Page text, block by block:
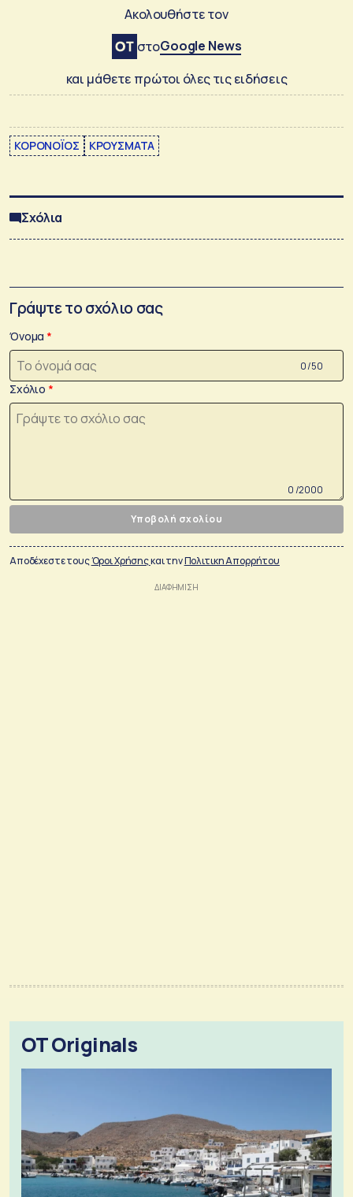
Ακολουθήστε τον
στοGoogle News
και μάθετε πρώτοι όλες τις ειδήσεις
ΚΟΡΟΝΟΪΟΣ ΚΡΟΥΣΜΑΤΑ
Σχόλια
Γράψτε το σχόλιο σας
Όνομα
0 /50
Σχόλιο
0 /2000
Υποβολή σχολίου
Αποδέχεστε τουςΌροι Χρήσηςκαι τηνΠολιτικη Απορρήτου
OT Originals